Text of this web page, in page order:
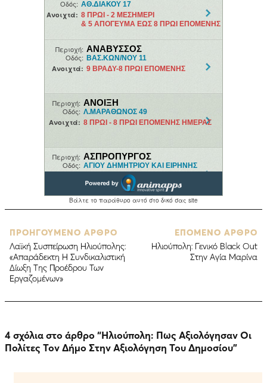
ΠΡΟΗΓΟΥΜΕΝΟ ΑΡΘΡΟ
Λαϊκή Συσπείρωση Ηλιούπολης:
«Απαράδεκτη Η Συνδικαλιστική
Δίωξη Της Προέδρου Των
Εργαζομένων»
ΕΠΟΜΕΝΟ ΑΡΘΡΟ
Ηλιούπολη: Γενικό Black Out
Στην Αγία Μαρίνα
4 σχόλια στο άρθρο “Ηλιούπολη: Πως Αξιολόγησαν Οι
Πολίτες Τον Δήμο Στην Αξιολόγηση Του Δημοσίου”